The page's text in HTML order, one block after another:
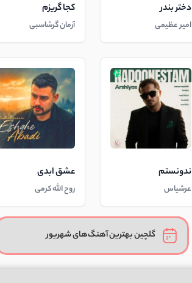
دختر بندر
امیر عظیمی
کجا گریزم
آرمان گرشاسبی
ندونستم
عرشیاس
عشق ابدی
روح الله کرمی
گلچین بهترین آهنگ‌های شهریور